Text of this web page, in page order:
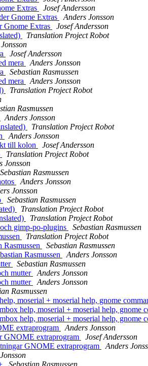
Extras
Josef Andersson
Gnome Extras
Anders Jonsson
Gnome Extras
Josef Andersson
Translation Project Robot
Josef Andersson
mera
Anders Jonsson
Sebastian Rasmussen
mera
Anders Jonsson
Translation Project Robot
Rasmussen
Anders Jonsson
Translation Project Robot
Anders Jonsson
till kolon
Josef Andersson
Translation Project Robot
Jonsson
Sebastian Rasmussen
Anders Jonsson
Jonsson
Sebastian Rasmussen
Translation Project Robot
Translation Project Robot
gimp-po-plugins
Sebastian Rasmussen
Translation Project Robot
Rasmussen
Sebastian Rasmussen
Rasmussen
Anders Jonsson
Sebastian Rasmussen
mutter
Anders Jonsson
mutter
Anders Jonsson
Rasmussen
moserial + moserial help, gnome
help, moserial + moserial help, gnome
help, moserial + moserial help, gnome
extraprogram
Anders Jonsson
GNOME extraprogram
Josef Andersson
GNOME extraprogram
Anders